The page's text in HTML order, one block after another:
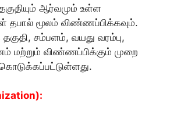
ஆர்வமும் உள்ள
தபால் மூலம் விண்ணப்பிக்கவும்.
சம்பளம், வயது வரம்பு,
விண்ணப்பிக்கும் முறை